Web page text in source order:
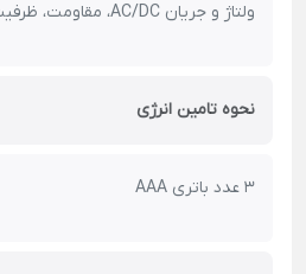
ولتاژ و جریان AC/DC، مقاومت، ظرفیت خازنی، فرکانس، دما
نحوه تامین انرژی
3 عدد باتری AAA